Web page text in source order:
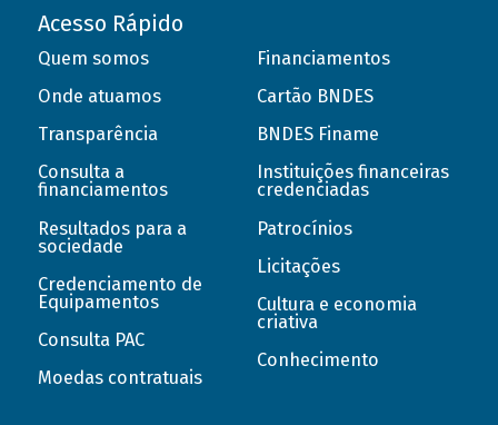
Acesso Rápido
Quem somos
Onde atuamos
Transparência
Consulta a
financiamentos
Resultados para a
sociedade
Credenciamento de
Equipamentos
Consulta PAC
Moedas contratuais
Financiamentos
Cartão BNDES
BNDES Finame
Instituições financeiras
credenciadas
Patrocínios
Licitações
Cultura e economia
criativa
Conhecimento